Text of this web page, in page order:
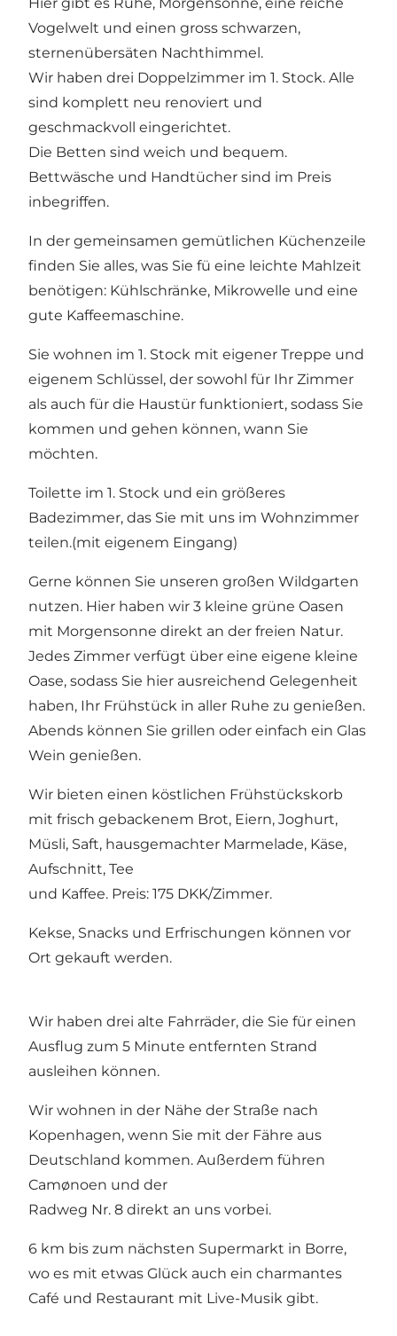
Vogelwelt und einen gross schwarzen,
sternenübersäten Nachthimmel.
Wir haben drei Doppelzimmer im 1. Stock. Alle
sind komplett neu renoviert und
geschmackvoll eingerichtet.
Die Betten sind weich und bequem.
Bettwäsche und Handtücher sind im Preis
inbegriffen.
In der gemeinsamen gemütlichen Küchenzeile
finden Sie alles, was Sie fü eine leichte Mahlzeit
benötigen: Kühlschränke, Mikrowelle und eine
gute Kaffeemaschine.
Sie wohnen im 1. Stock mit eigener Treppe und
eigenem Schlüssel, der sowohl für Ihr Zimmer
als auch für die Haustür funktioniert, sodass Sie
kommen und gehen können, wann Sie
möchten.
Toilette im 1. Stock und ein größeres
Badezimmer, das Sie mit uns im Wohnzimmer
teilen.(mit eigenem Eingang)
Gerne können Sie unseren großen Wildgarten
nutzen. Hier haben wir 3 kleine grüne Oasen
mit Morgensonne direkt an der freien Natur.
Jedes Zimmer verfügt über eine eigene kleine
Oase, sodass Sie hier ausreichend Gelegenheit
haben, Ihr Frühstück in aller Ruhe zu genießen.
Abends können Sie grillen oder einfach ein Glas
Wein genießen.
Wir bieten einen köstlichen Frühstückskorb
mit frisch gebackenem Brot, Eiern, Joghurt,
Müsli, Saft, hausgemachter Marmelade, Käse,
Aufschnitt, Tee
und Kaffee. Preis: 175 DKK/Zimmer.
Kekse, Snacks und Erfrischungen können vor
Ort gekauft werden.
Wir haben drei alte Fahrräder, die Sie für einen
Ausflug zum 5 Minute entfernten Strand
ausleihen können.
Wir wohnen in der Nähe der Straße nach
Kopenhagen, wenn Sie mit der Fähre aus
Deutschland kommen. Außerdem führen
Camønoen und der
Radweg Nr. 8 direkt an uns vorbei.
6 km bis zum nächsten Supermarkt in Borre,
wo es mit etwas Glück auch ein charmantes
Café und Restaurant mit Live-Musik gibt.